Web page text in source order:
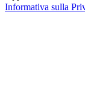
Informativa sulla